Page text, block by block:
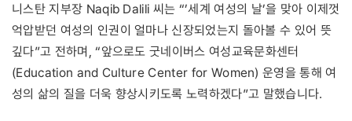
니스탄 지부장 Naqib Dalili 씨는 “’세계 여성의 날’을 맞아 이제껏
억압받던 여성의 인권이 얼마나 신장되었는지 돌아볼 수 있어 뜻
깊다”고 전하며, “앞으로도 굿네이버스 여성교육문화센터
(Education and Culture Center for Women) 운영을 통해 여
성의 삶의 질을 더욱 향상시키도록 노력하겠다”고 말했습니다.